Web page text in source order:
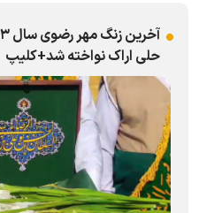
حلی اراک نواخته شد+کلیپ